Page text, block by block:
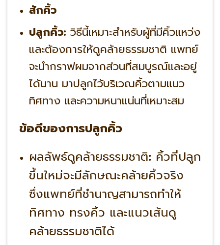
สักคิ้ว
ปลูกคิ้ว: วิธีนี้เหมาะสำหรับผู้ที่มีคิ้วแหว่ง
และต้องการให้ดูคล้ายธรรมชาติ แพทย์
จะนำกราฟผมจากส่วนที่สมบูรณ์และอยู่
ได้นาน มาปลูกไว้บริเวณคิ้วตามแนว
ทิศทาง และความหนาแน่นที่เหมาะสม
ข้อดีของการปลูกคิ้ว
ผลลัพธ์ดูคล้ายธรรมชาติ:คิ้วที่ปลูก
ขึ้นใหม่จะมีลักษณะคล้ายคิ้วจริง
ซึ่งแพทย์ที่ชำนาญสามารถทำให้
ทิศทาง ทรงคิ้ว และแนวเส้นดู
คล้ายธรรมชาติได้